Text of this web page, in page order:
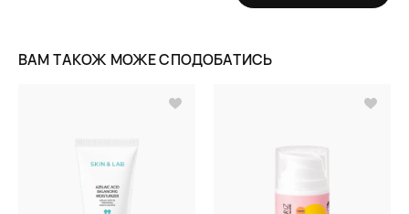
ВАМ ТАКОЖ МОЖЕ СПОДОБАТИСЬ